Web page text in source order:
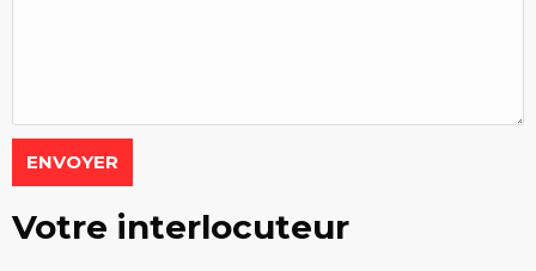
ENVOYER
Votre interlocuteur